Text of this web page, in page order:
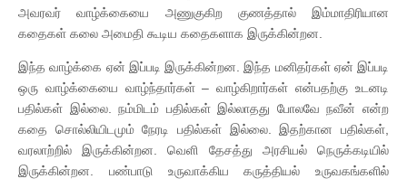
அவரவர் வாழ்க்கையை அணுகுகிற குணத்தால் இம்மாதிரியான
கதைகள் கலை அமைதி கூடிய கதைகளாக இருக்கின்றன.
இந்த வாழ்க்கை ஏன் இப்படி இருக்கின்றன. இந்த மனிதர்கள் ஏன் இப்படி
ஒரு வாழ்க்கையை வாழ்ந்தார்கள் – வாழ்கிறார்கள் என்பதற்கு உடனடி
பதில்கள் இல்லை. நம்மிடம் பதில்கள் இல்லாதது போலவே நவீன் என்ற
கதை சொல்லியிடமும் நேரடி பதில்கள் இல்லை. இதற்கான பதில்கள்,
வரலாற்றில் இருக்கின்றன. வெளி தேசத்து அரசியல் நெருக்கடியில்
இருக்கின்றன. பண்பாடு உருவாக்கிய கருத்தியல் உருவகங்களில்